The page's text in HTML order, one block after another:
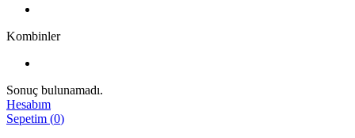
Kombinler
Sonuç bulunamadı.
Hesabım
Sepetim (0)